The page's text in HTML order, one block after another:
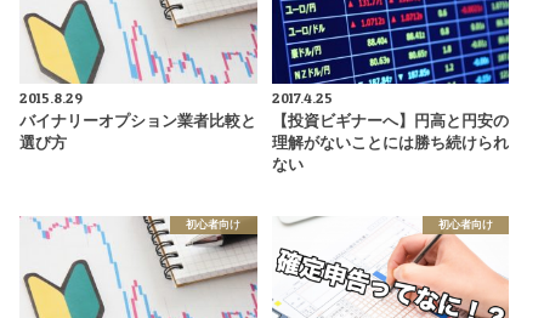
2015.8.29
バイナリーオプション業者比較と
選び方
2017.4.25
【投資ビギナーへ】円高と円安の
理解がないことには勝ち続けられ
ない
初心者向け 初心者向け